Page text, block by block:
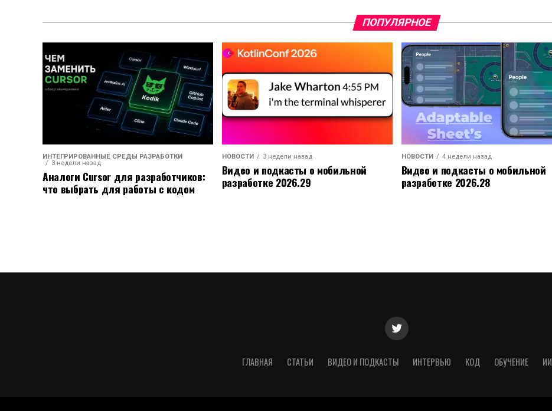
ПОПУЛЯРНОЕ
ИНТЕГРИРОВАННЫЕ СРЕДЫ РАЗРАБОТКИ
3 недели назад
Аналоги Cursor для разработчиков:
что выбрать для работы с кодом
НОВОСТИ 3 недели назад
Видео и подкасты о мобильной
разработке 2026.29
НОВОСТИ 4 недели назад
Видео и подкасты о мобильной
разработке 2026.28
ГЛАВНАЯ СТАТЬИ ВИДЕО И ПОДКАСТЫ ИНТЕРВЬЮ КОД ОБУЧЕНИЕ ИИ